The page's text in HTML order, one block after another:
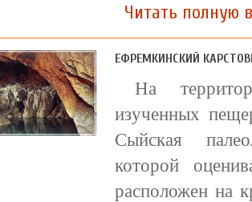
Читать полную
ЕФРЕМКИНСКИЙ
На
изученных
Сыйская
которой
расположен на